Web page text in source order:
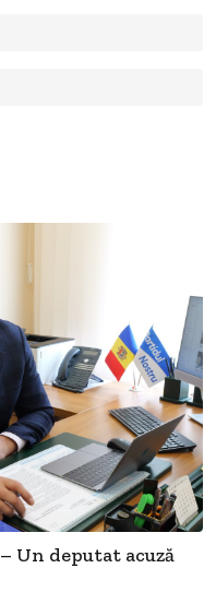
Un deputat acuză